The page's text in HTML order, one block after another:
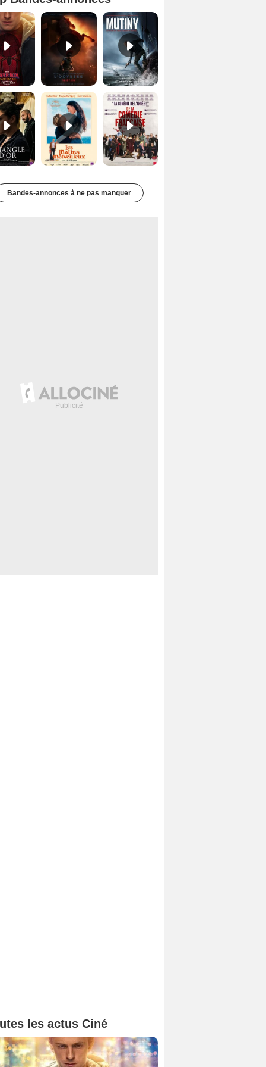
Spider-Man: Brand New Day Bande-annonce VO STFR L'Odyssée Bande-annonce VO STFR
Les Matins merveilleux Bande-annonce VF De la Comédie-Française Teaser VF
Bandes-annonces à ne pas manquer
les actus Ciné